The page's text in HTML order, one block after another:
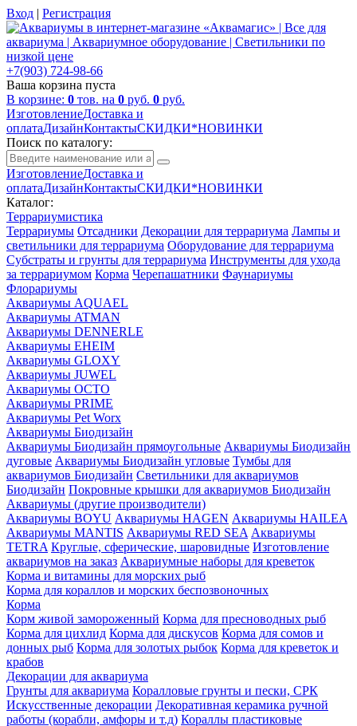
Вход | Регистрация
+7(903) 724-98-66
Ваша корзина пуста
В корзине: 0 тов. на 0 руб. 0 руб.
ИзготовлениеДоставка и
оплатаДизайнКонтактыСКИДКИ*НОВИНКИ
Поиск по каталогу:
ИзготовлениеДоставка и
оплатаДизайнКонтактыСКИДКИ*НОВИНКИ
Каталог:
Террариумистика
Террариумы Отсадники Декорации для террариума Лампы и
светильники для террариума Оборудование для террариума
Субстраты и грунты для террариума Инструменты для ухода
за террариумом Корма Черепашатники Фаунариумы
Флорариумы
Аквариумы AQUAEL
Аквариумы ATMAN
Аквариумы DENNERLE
Аквариумы EHEIM
Аквариумы GLOXY
Аквариумы JUWEL
Аквариумы OCTO
Аквариумы PRIME
Аквариумы Pet Worx
Аквариумы Биодизайн
Аквариумы Биодизайн прямоугольные Аквариумы Биодизайн
дуговые Аквариумы Биодизайн угловые Тумбы для
аквариумов Биодизайн Светильники для аквариумов
Биодизайн Покровные крышки для аквариумов Биодизайн
Аквариумы (другие производители)
Аквариумы BOYU Аквариумы HAGEN Аквариумы HAILEA
Аквариумы MANTIS Аквариумы RED SEA Аквариумы
TETRA Круглые, сферические, шаровидные Изготовление
аквариумов на заказ Аквариумные наборы для креветок
Корма и витамины для морских рыб
Корма для кораллов и морских беспозвоночных
Корма
Корм живой замороженный Корма для пресноводных рыб
Корма для цихлид Корма для дискусов Корма для сомов и
донных рыб Корма для золотых рыбок Корма для креветок и
крабов
Декорации для аквариума
Грунты для аквариума Коралловые грунты и пески, СРК
Искусственные декорации Декоративная керамика ручной
работы (корабли, амфоры и т.д) Кораллы пластиковые